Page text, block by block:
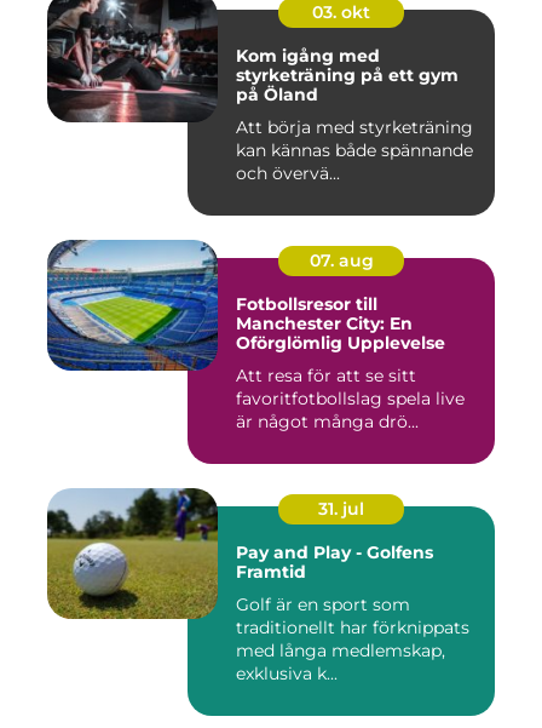
03. okt
Kom igång med
styrketräning på ett gym
på Öland
Att börja med styrketräning
kan kännas både spännande
och övervä...
07. aug
Fotbollsresor till
Manchester City: En
Oförglömlig Upplevelse
Att resa för att se sitt
favoritfotbollslag spela live
är något många drö...
31. jul
Pay and Play - Golfens
Framtid
Golf är en sport som
traditionellt har förknippats
med långa medlemskap,
exklusiva k...